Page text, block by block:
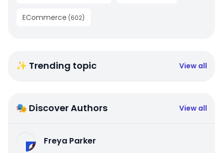
ECommerce (602)
✨ Trending topic View all
🎭 Discover Authors View all
Freya Parker